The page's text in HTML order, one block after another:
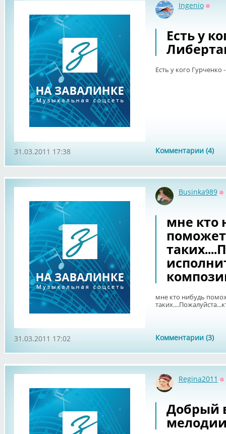
Ingenio
Есть у
Есть у кого Гурченко
Комментарии (4)
31.03.2011 17:38
Businka989
мне кто
мне кто нибудь
Комментарии (3)
31.03.2011 17:02
Regina2011
Добрый